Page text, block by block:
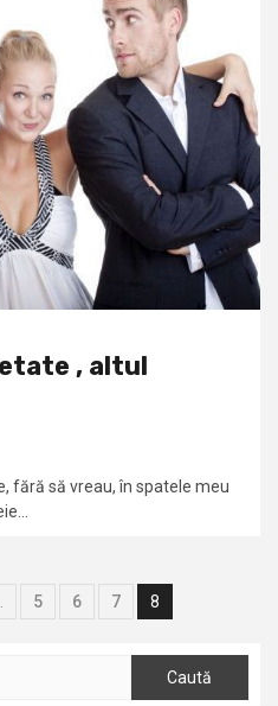
, altul
fără să vreau, în spatele meu
5 6 7 8